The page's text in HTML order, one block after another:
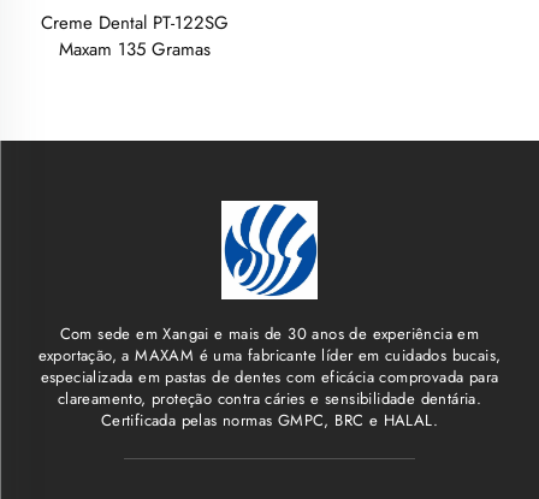
Creme Dental PT-122SG
Maxam 135 Gramas
Com sede em Xangai e mais de 30 anos de experiência em
exportação, a MAXAM é uma fabricante líder em cuidados bucais,
especializada em pastas de dentes com eficácia comprovada para
clareamento, proteção contra cáries e sensibilidade dentária.
Certificada pelas normas GMPC, BRC e HALAL.